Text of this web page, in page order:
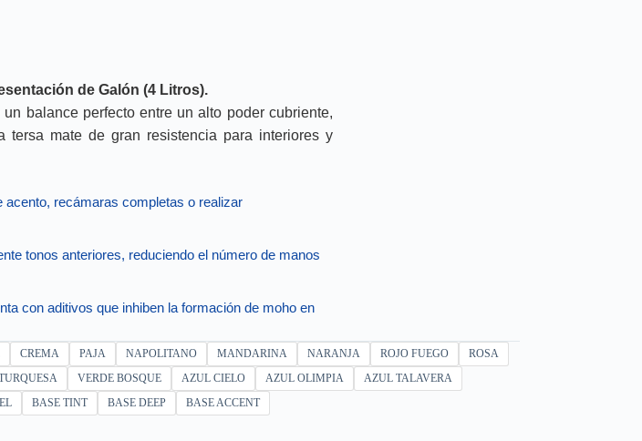
de Galón (4 Litros).
balance perfecto entre un alto poder cubriente,
tersa mate de gran resistencia para interiores y
acento, recámaras completas o realizar
tonos anteriores, reduciendo el número de manos
con aditivos que inhiben la formación de moho en
CREMA PAJA NAPOLITANO MANDARINA NARANJA ROJO FUEGO
ROSA
VERDE BOSQUE AZUL CIELO AZUL OLIMPIA
AZUL TALAVERA
BASE TINT BASE DEEP BASE ACCENT